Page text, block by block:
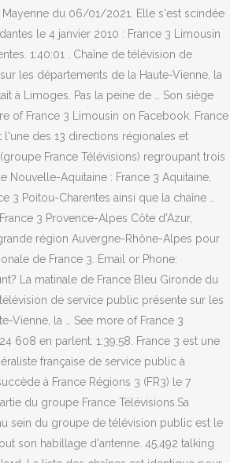
Mayenne du 06/01/2021. Elle s'est scindée
le 4 janvier 2010 : France 3 Limousin
1:40:01 . Chaîne de télévision de
les départements de la Haute-Vienne, la
à Limoges. Pas la peine de … Son siège
of France 3 Limousin on Facebook. France
l'une des 13 directions régionales et
France Télévisions) regroupant trois
Nouvelle-Aquitaine : France 3 Aquitaine,
3 Poitou-Charentes ainsi que la chaîne …
3 Provence-Alpes Côte d'Azur,
région Auvergne-Rhône-Alpes pour
de France 3. Email or Phone:
La matinale de France Bleu Gironde du
de service public présente sur les
Vienne, la … See more of France 3
608 en parlent. 1:39:58. France 3 est une
française de service public à
à France Régions 3 (FR3) le 7
du groupe France Télévisions.Sa
sein du groupe de télévision public est le
son habillage d'antenne. 45,492 talking